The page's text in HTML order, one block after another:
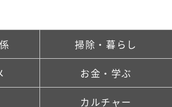
掃除・暮らし
お金・学ぶ
カルチャー